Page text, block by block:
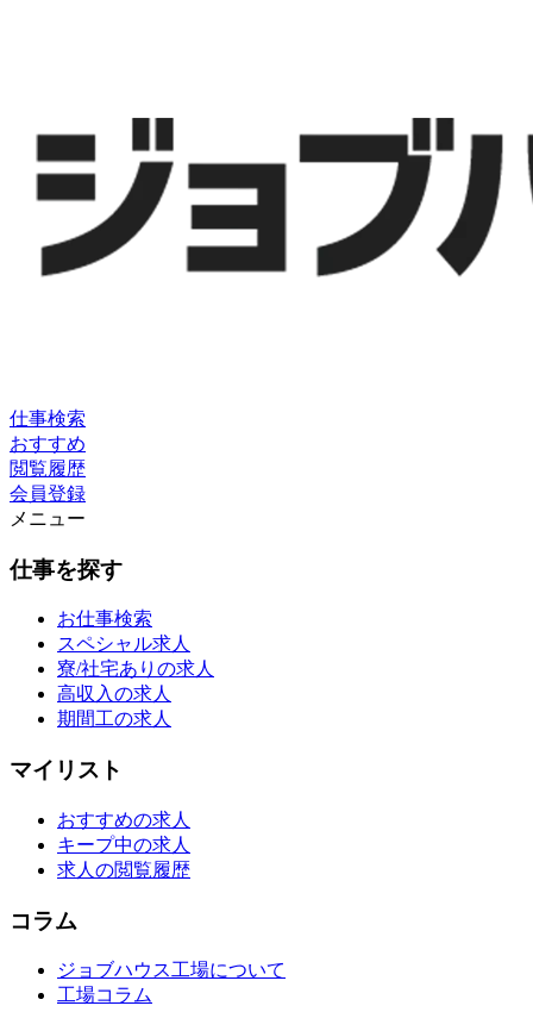
仕事検索
おすすめ
閲覧履歴
会員登録
メニュー
仕事を探す
お仕事検索
スペシャル求人
寮/社宅ありの求人
高収入の求人
期間工の求人
マイリスト
おすすめの求人
キープ中の求人
求人の閲覧履歴
コラム
ジョブハウス工場について
工場コラム